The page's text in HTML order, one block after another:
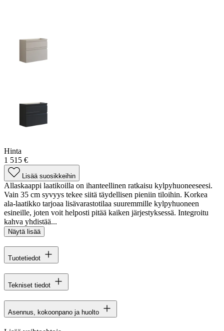
Hinta
1 515 €
Lisää suosikkeihin
Allaskaappi laatikoilla on ihanteellinen ratkaisu kylpyhuoneeseesi.
Vain 35 cm syvyys tekee siitä täydellisen pieniin tiloihin. Korkea
ala-laatikko tarjoaa lisävarastotilaa suuremmille kylpyhuoneen
esineille, joten voit helposti pitää kaiken järjestyksessä. Integroitu
kahva yhdistää...
Näytä lisää
Tuotetiedot
Tekniset tiedot
Asennus, kokoonpano ja huolto